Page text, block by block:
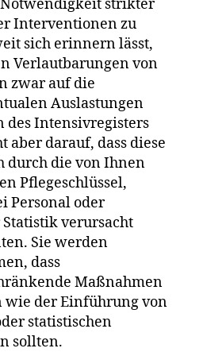
strikter
Interventionen zu
sich erinnern lässt,
Verlautbarungen von
zwar auf die
Auslastungen
des Intensivregisters
aber darauf, dass diese
durch die von Ihnen
Pflegeschlüssel,
Personal oder
verursacht
Sie werden
dass
Maßnahmen
wie der Einführung von
statistischen
sollten.